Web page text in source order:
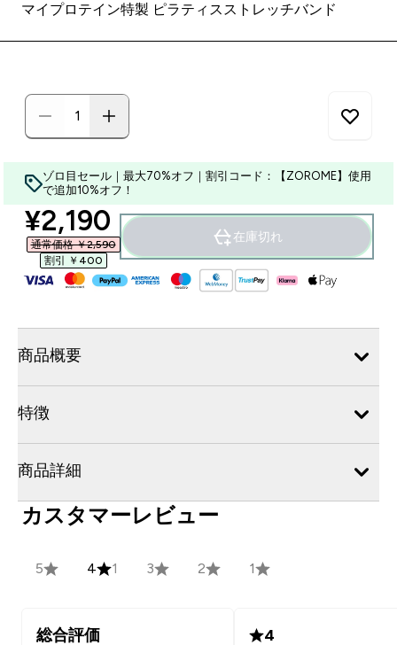
マイプロテイン特製 ピラティスストレッチバンド
ゾロ目セール｜最大70%オフ｜割引コード：【ZOROME】使用
で追加10%オフ！
discounted price
¥2,190‎
通常価格 ￥2,590‎
割引 ￥400‎
在庫切れ
商品概要
特徴
商品詳細
カスタマーレビュー
5 4 1 3 2 1
総合評価 4